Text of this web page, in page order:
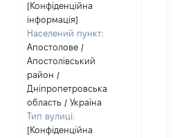
[Конфіденційна
інформація]
Населений пункт:
Апостолове /
Апостолівський
район /
Дніпропетровська
область / Україна
Тип вулиці:
[Конфіденційна